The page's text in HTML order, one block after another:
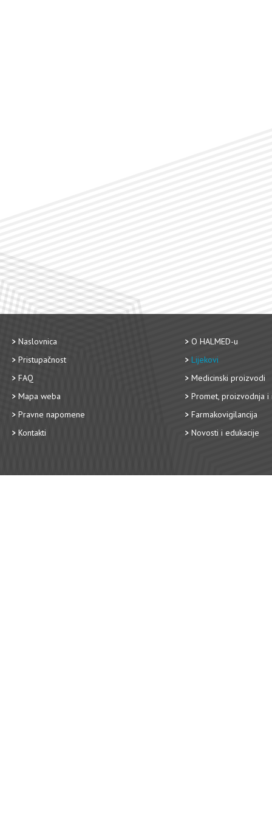
Naslovnica
Pristupačnost
FAQ
Mapa weba
Pravne napomene
Kontakti
O HALMED-u
Lijekovi
Medicinski proizvodi
Promet, proizvodnja i
Farmakovigilancija
Novosti i edukacije